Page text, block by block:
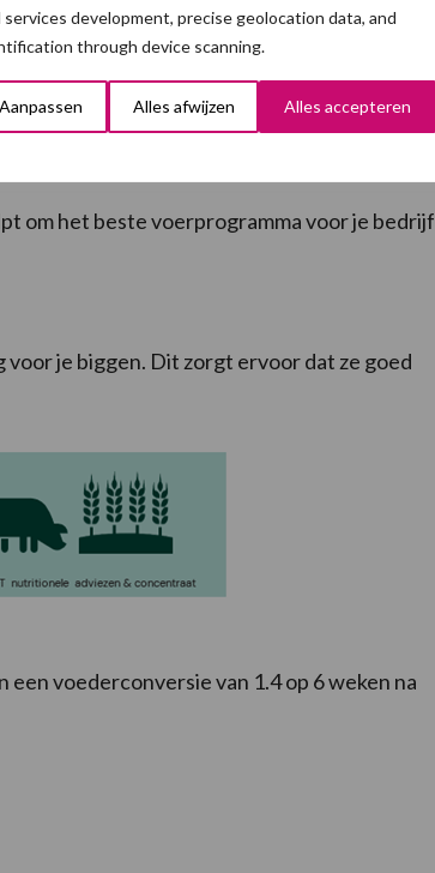
services development, precise geolocation data, and
through device scanning.
Aanpassen Alles afwijzen Alles accepteren
kunnen zien wat goed gaat en wat beter
online tool van dsm-firmenich.
om het beste voerprogramma voor je bedrijf
je biggen. Dit zorgt ervoor dat ze goed
voederconversie van 1.4 op 6 weken na